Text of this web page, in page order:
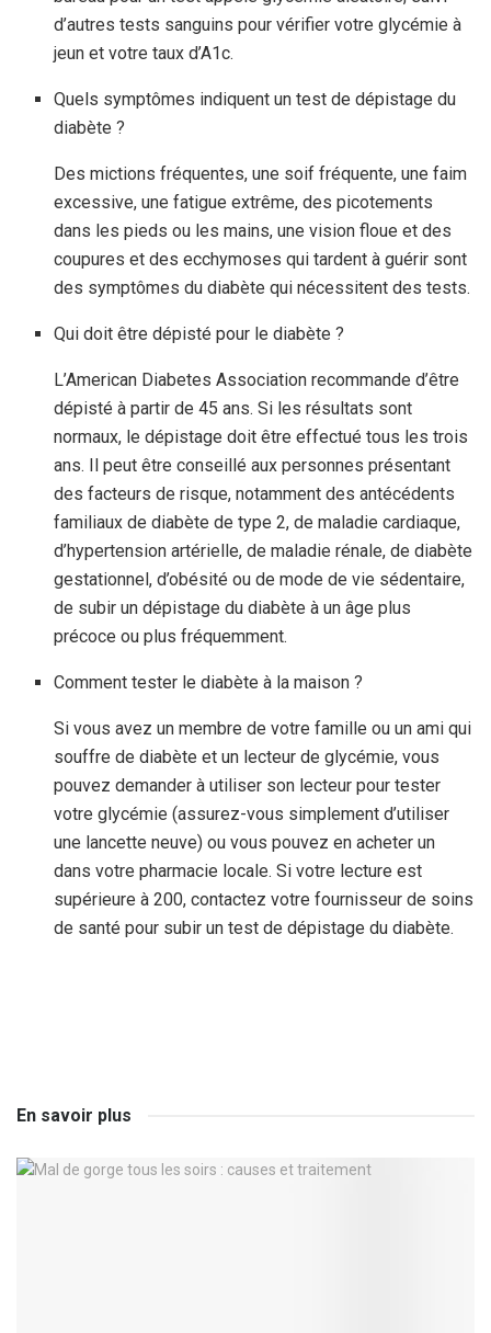
d’autres tests sanguins pour vérifier votre glycémie à
jeun et votre taux d’A1c.
Quels symptômes indiquent un test de dépistage du
diabète ?
Des mictions fréquentes, une soif fréquente, une faim
excessive, une fatigue extrême, des picotements
dans les pieds ou les mains, une vision floue et des
coupures et des ecchymoses qui tardent à guérir sont
des symptômes du diabète qui nécessitent des tests.
Qui doit être dépisté pour le diabète ?
L’American Diabetes Association recommande d’être
dépisté à partir de 45 ans. Si les résultats sont
normaux, le dépistage doit être effectué tous les trois
ans. Il peut être conseillé aux personnes présentant
des facteurs de risque, notamment des antécédents
familiaux de diabète de type 2, de maladie cardiaque,
d’hypertension artérielle, de maladie rénale, de diabète
gestationnel, d’obésité ou de mode de vie sédentaire,
de subir un dépistage du diabète à un âge plus
précoce ou plus fréquemment.
Comment tester le diabète à la maison ?
Si vous avez un membre de votre famille ou un ami qui
souffre de diabète et un lecteur de glycémie, vous
pouvez demander à utiliser son lecteur pour tester
votre glycémie (assurez-vous simplement d’utiliser
une lancette neuve) ou vous pouvez en acheter un
dans votre pharmacie locale. Si votre lecture est
supérieure à 200, contactez votre fournisseur de soins
de santé pour subir un test de dépistage du diabète.
En savoir plus